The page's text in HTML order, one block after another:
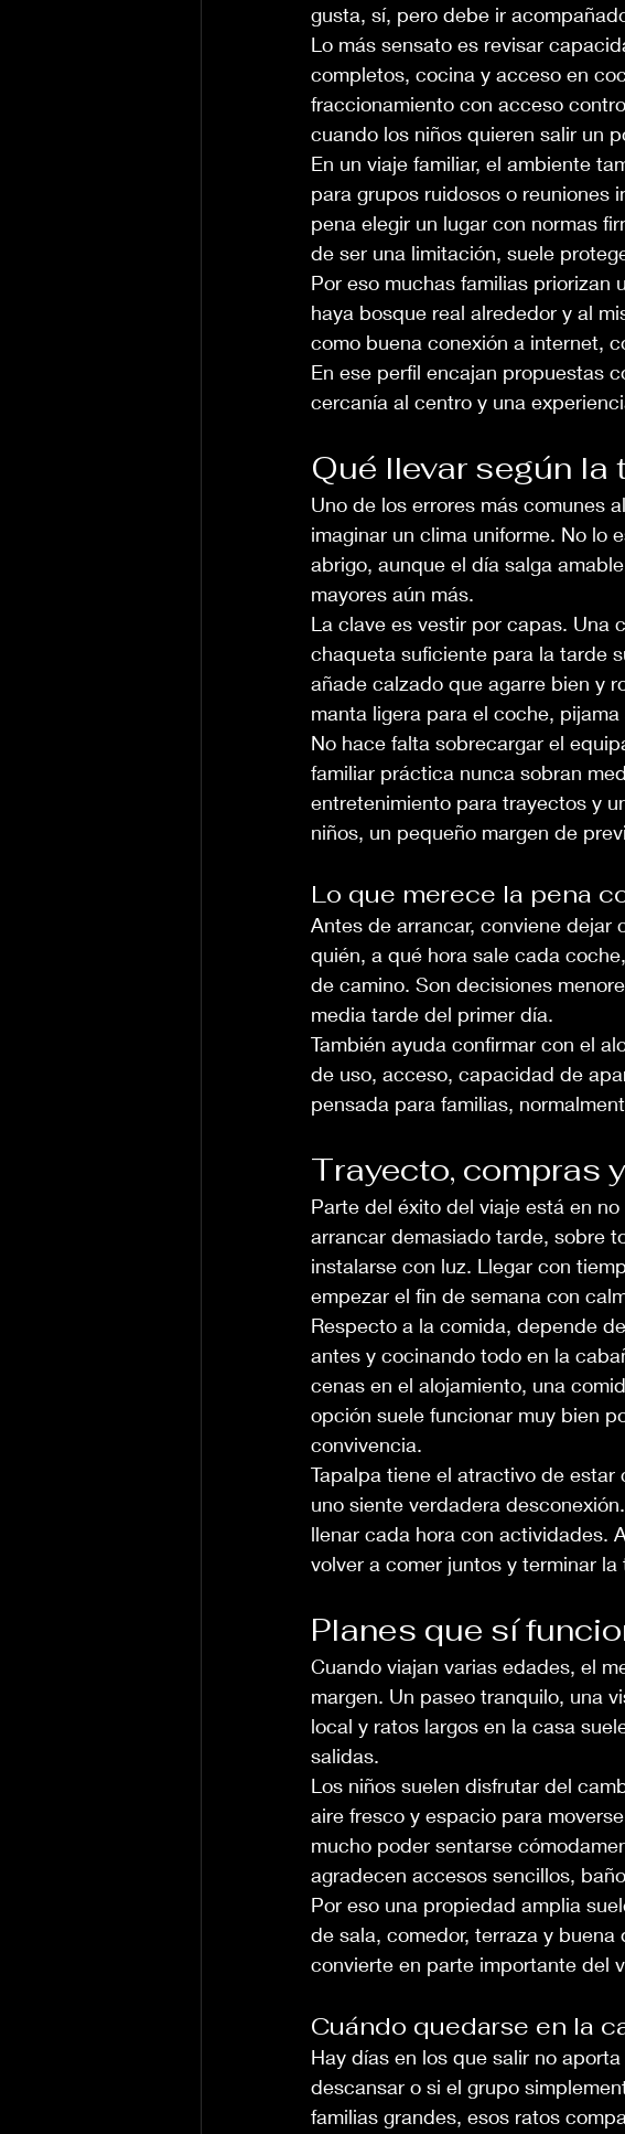
gusta, sí, pero debe ir
Lo más sensato es revisar
completos, cocina y acceso en
fraccionamiento con acceso
cuando los niños quieren salir un
En un viaje familiar, el ambiente
para grupos ruidosos o reuniones
pena elegir un lugar con normas
de ser una limitación, suele
Por eso muchas familias
haya bosque real alrededor y al
como buena conexión a internet,
En ese perfil encajan propuestas
cercanía al centro y una
Qué llevar según la
Uno de los errores más comunes
imaginar un clima uniforme. No lo
abrigo, aunque el día salga
mayores aún más.
La clave es vestir por capas. Una
chaqueta suficiente para la tarde
añade calzado que agarre bien y
manta ligera para el coche,
No hace falta sobrecargar el
familiar práctica nunca sobran
entretenimiento para trayectos y
niños, un pequeño margen de
Lo que merece la pena
Antes de arrancar, conviene dejar
quién, a qué hora sale cada
de camino. Son decisiones
media tarde del primer día.
También ayuda confirmar con el
de uso, acceso, capacidad de
pensada para familias,
Trayecto, compras
Parte del éxito del viaje está en
arrancar demasiado tarde, sobre
instalarse con luz. Llegar con
empezar el fin de semana con
Respecto a la comida, depende
antes y cocinando todo en la
cenas en el alojamiento, una
opción suele funcionar muy bien
convivencia.
Tapalpa tiene el atractivo de
uno siente verdadera
llenar cada hora con actividades.
volver a comer juntos y terminar
Planes que sí
Cuando viajan varias edades, el
margen. Un paseo tranquilo, una
local y ratos largos en la casa
salidas.
Los niños suelen disfrutar del
aire fresco y espacio para
mucho poder sentarse
agradecen accesos sencillos,
Por eso una propiedad amplia
de sala, comedor, terraza y
convierte en parte importante del
Cuándo quedarse en la
Hay días en los que salir no
descansar o si el grupo
familias grandes, esos ratos